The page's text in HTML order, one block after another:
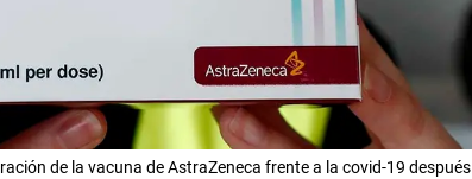
de la vacuna de AstraZeneca frente a la covid-19 después